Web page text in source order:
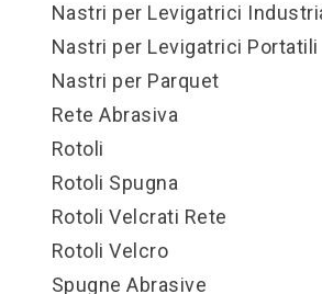
Nastri per Levigatrici
Nastri per Levigatrici Portatili
Nastri per Parquet
Rete Abrasiva
Rotoli
Rotoli Spugna
Rotoli Velcrati Rete
Rotoli Velcro
Spugne Abrasive